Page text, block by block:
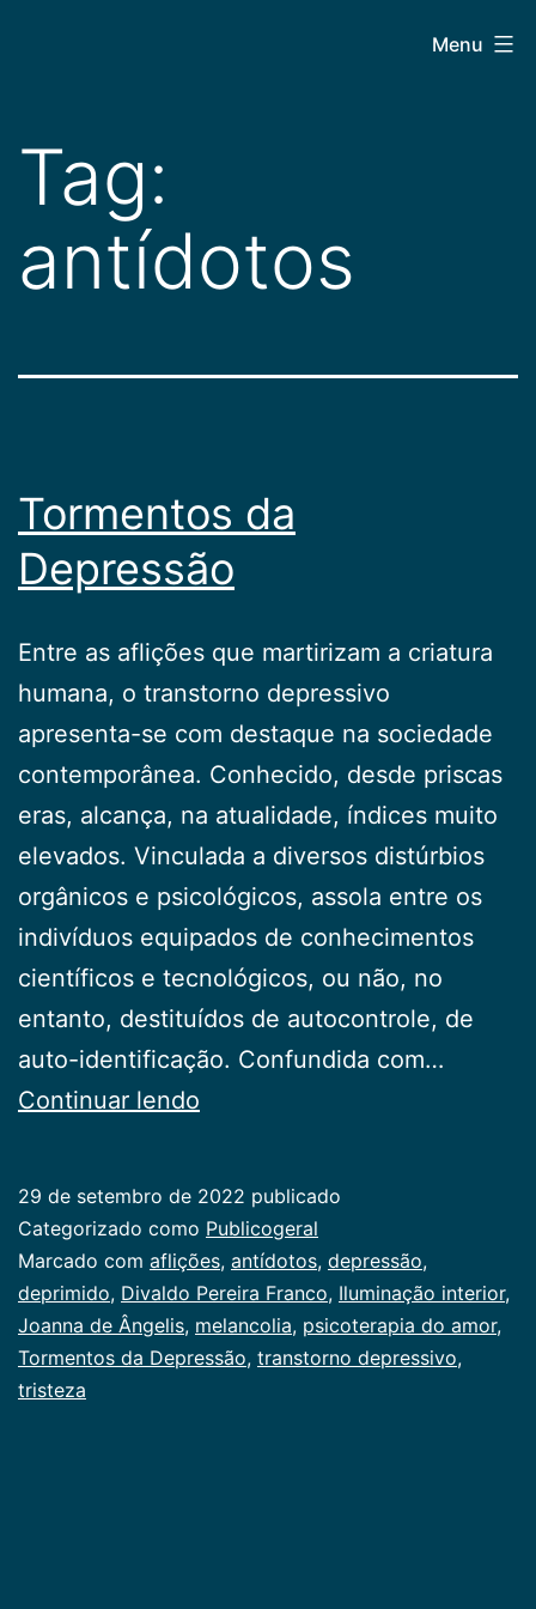
conteúdo
Menu
Tag:
antídotos
Tormentos da
Depressão
Entre as aflições que martirizam a criatura
humana, o transtorno depressivo
apresenta-se com destaque na sociedade
contemporânea. Conhecido, desde priscas
eras, alcança, na atualidade, índices muito
elevados. Vinculada a diversos distúrbios
orgânicos e psicológicos, assola entre os
indivíduos equipados de conhecimentos
científicos e tecnológicos, ou não, no
entanto, destituídos de autocontrole, de
auto-identificação. Confundida com…
Continuar lendo
29 de setembro de 2022 publicado
Categorizado como Publicogeral
Marcado com aflições, antídotos, depressão,
deprimido, Divaldo Pereira Franco, Iluminação interior,
Joanna de Ângelis, melancolia, psicoterapia do amor,
Tormentos da Depressão, transtorno depressivo,
tristeza